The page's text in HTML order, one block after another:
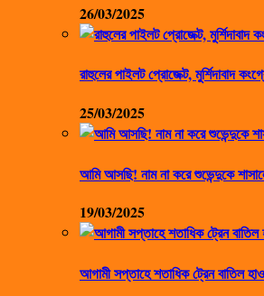
26/03/2025
রাহুলের পাইলট প্রোজেক্ট, মুর্শিদাবাদ
25/03/2025
আমি আসছি! নাম না করে শুভেন্দুকে
19/03/2025
আগামী সপ্তাহে শতাধিক ট্রেন বাতিল